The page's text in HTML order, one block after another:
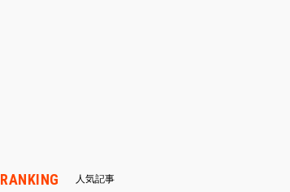
RANKING 人気記事